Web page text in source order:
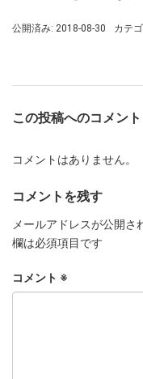
公開済み: 2018-08-30 カテ
この投稿へのコメント
コメントはありません。
コメントを残す
メールアドレスが公開さ
欄は必須項目です
コメント ※